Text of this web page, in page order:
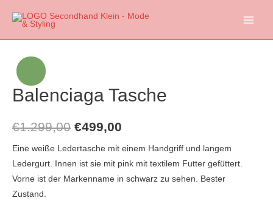
Balenciaga Tasche
€1.299,00 €499,00
Eine weiße Ledertasche mit einem Handgriff und langem
Ledergurt. Innen ist sie mit pink mit textilem Futter gefüttert.
Vorne ist der Markenname in schwarz zu sehen. Bester
Zustand.